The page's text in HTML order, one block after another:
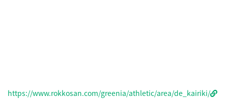
https://www.rokkosan.com/greenia/athletic/area/de_kairiki/